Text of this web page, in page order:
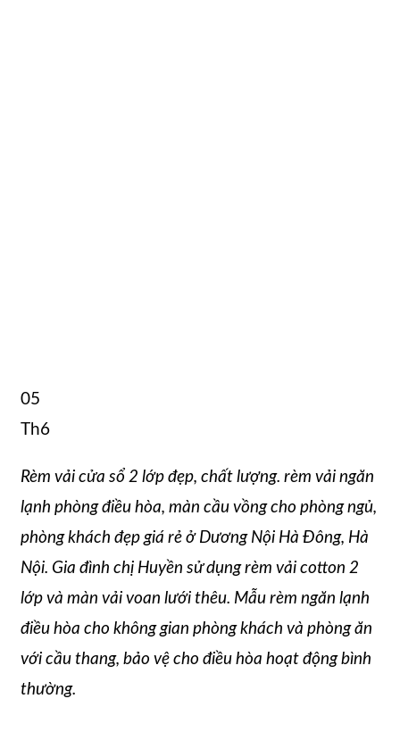
05
Th6
Rèm vải cửa sổ 2 lớp đẹp, chất lượng. rèm vải ngăn
lạnh phòng điều hòa, màn cầu vồng cho phòng ngủ,
phòng khách đẹp giá rẻ ở Dương Nội Hà Đông, Hà
Nội. Gia đình chị Huyền sử dụng rèm vải cotton 2
lớp và màn vải voan lưới thêu. Mẫu rèm ngăn lạnh
điều hòa cho không gian phòng khách và phòng ăn
với cầu thang, bảo vệ cho điều hòa hoạt động bình
thường.